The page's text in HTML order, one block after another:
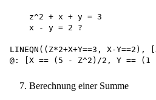
    z^2 + x + y = 3
    x - y = 2 ?
LINEQN((Z*2+X+Y==3, X-
Berechnung einer Summe